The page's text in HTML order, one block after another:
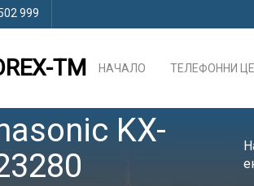
999
TM НАЧАЛО ТЕЛЕФОННИ
KX-